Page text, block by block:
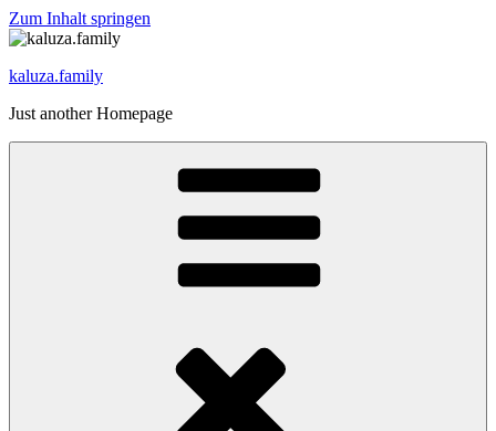
Zum Inhalt springen
kaluza.family
Just another Homepage